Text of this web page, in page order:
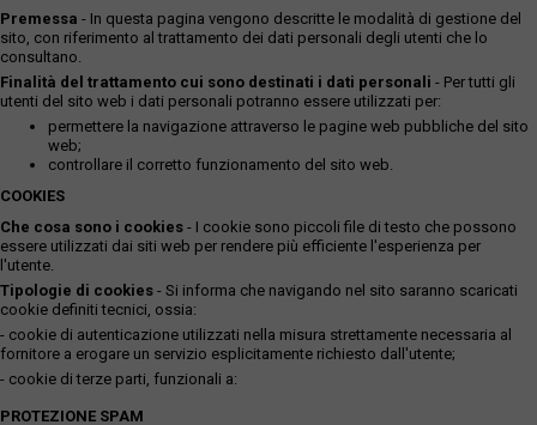
Premessa - In questa pagina vengono descritte le modalità di gestione del
sito, con riferimento al trattamento dei dati personali degli utenti che lo
consultano.
Finalità del trattamento cui sono destinati i dati personali - Per tutti gli
utenti del sito web i dati personali potranno essere utilizzati per:
permettere la navigazione attraverso le pagine web pubbliche del sito
web;
controllare il corretto funzionamento del sito web.
COOKIES
Che cosa sono i cookies - I cookie sono piccoli file di testo che possono
essere utilizzati dai siti web per rendere più efficiente l'esperienza per
l'utente.
Tipologie di cookies - Si informa che navigando nel sito saranno scaricati
cookie definiti tecnici, ossia:
- cookie di autenticazione utilizzati nella misura strettamente necessaria al
fornitore a erogare un servizio esplicitamente richiesto dall'utente;
- cookie di terze parti, funzionali a:
PROTEZIONE SPAM